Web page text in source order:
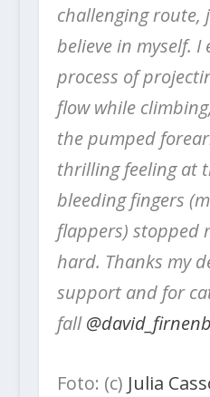
challenging route,
believe in myself. I
process of
flow while
the pumped
thrilling feeling at
bleeding fingers
flappers) stopped
hard. Thanks my
support and for
fall
Foto: (c) Julia